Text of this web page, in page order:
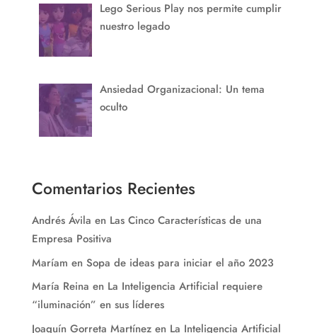
Lego Serious Play nos permite cumplir
nuestro legado
Ansiedad Organizacional: Un tema
oculto
Comentarios Recientes
Andrés Ávila en Las Cinco Características de una
Empresa Positiva
Maríam en Sopa de ideas para iniciar el año 2023
María Reina en La Inteligencia Artificial requiere
“iluminación” en sus líderes
Joaquín Gorreta Martínezen La Inteligencia Artificial